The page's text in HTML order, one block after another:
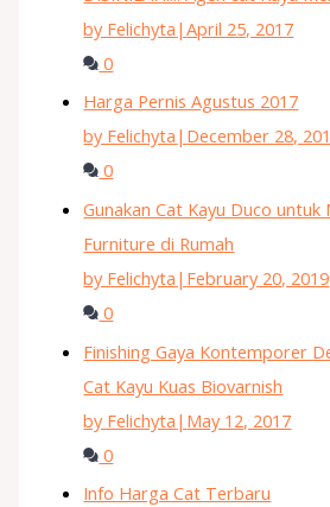
by Felichyta |April 25, 2017
0
Harga Pernis Agustus 2017
by Felichyta | December 28,
0
Gunakan Cat Kayu Duco untuk
Furniture di Rumah
by Felichyta | February 20, 2019
0
Finishing Gaya Kontemporer
Cat Kayu Kuas Biovarnish
by Felichyta | May 12, 2017
0
Info Harga Cat Terbaru